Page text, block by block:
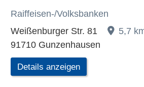
Raiffeisen-/Volksbanken
Weißenburger Str. 81
5,7
91710 Gunzenhausen
Details anzeigen